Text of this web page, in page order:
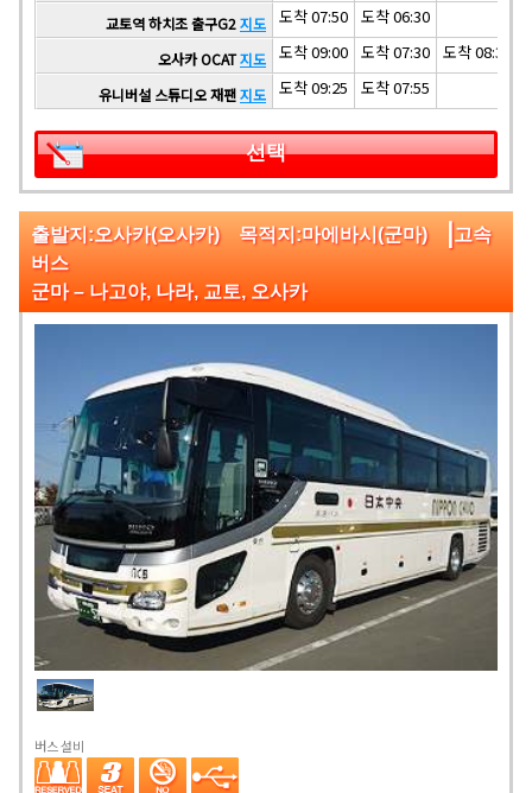
교토역 하치조 출구G2지도 도착 07:50 도착 06:30
오사카 OCAT지도 도착 09:00 도착 07:30 도착 08:37
유니버설 스튜디오 재팬지도 도착 09:25 도착 07:55
선택
출발지:오사카(오사카) 목적지:마에바시(군마) |고속
버스
군마 – 나고야, 나라, 교토, 오사카
버스 설비